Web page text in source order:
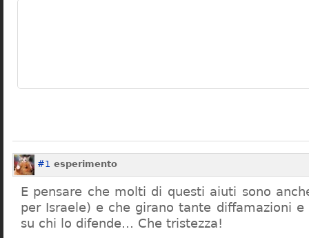
#1 esperimento
E pensare che molti di questi aiuti sono
per Israele) e che girano tante diffamazioni
su chi lo difende… Che tristezza!